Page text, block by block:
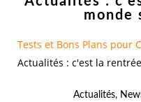
monde
Tests et Bons Plans pour
Actualités : c'est la
Actualités,